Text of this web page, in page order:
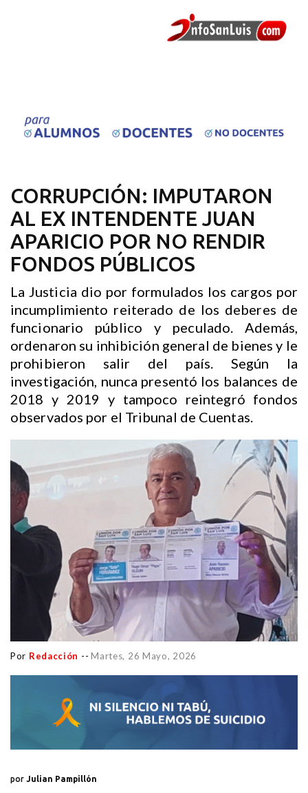
CORRUPCIÓN: IMPUTARON
AL EX INTENDENTE JUAN
APARICIO POR NO RENDIR
FONDOS PÚBLICOS
La Justicia dio por formulados los cargos por
incumplimiento reiterado de los deberes de
funcionario público y peculado. Además,
ordenaron su inhibición general de bienes y le
prohibieron salir del país. Según la
investigación, nunca presentó los balances de
2018 y 2019 y tampoco reintegró fondos
observados por el Tribunal de Cuentas.
Por Redacción -- Martes, 26 Mayo, 2026
por Julian Pampillón